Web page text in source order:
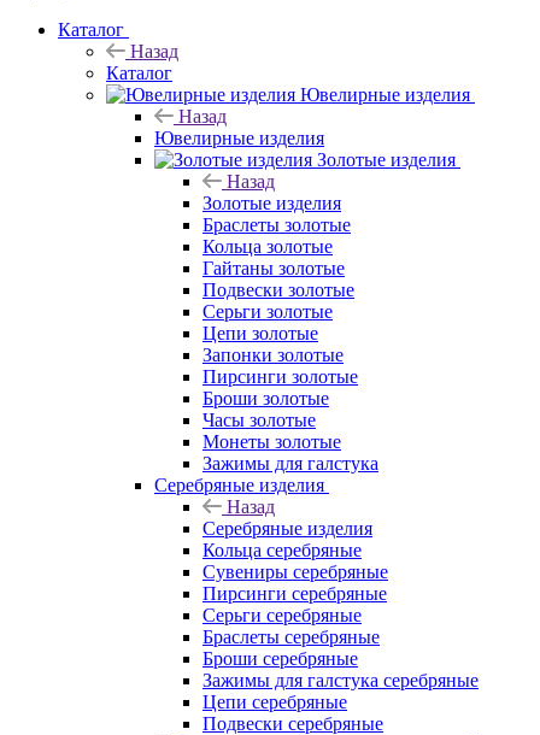
Каталог
Назад
Каталог
Ювелирные изделия
Назад
Ювелирные изделия
Золотые изделия
Назад
Золотые изделия
Браслеты золотые
Кольца золотые
Гайтаны золотые
Подвески золотые
Серьги золотые
Цепи золотые
Запонки золотые
Пирсинги золотые
Броши золотые
Часы золотые
Монеты золотые
Зажимы для галстука
Серебряные изделия
Назад
Серебряные изделия
Кольца серебряные
Сувениры серебряные
Пирсинги серебряные
Серьги серебряные
Браслеты серебряные
Броши серебряные
Зажимы для галстука серебряные
Цепи серебряные
Подвески серебряные